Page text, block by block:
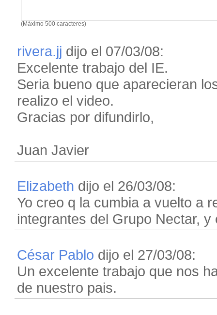
(Máximo 500 caracteres)
rivera.jj dijo el 07/03/08:
Excelente trabajo del IE.
Seria bueno que aparecieran
realizo el video.
Gracias por difundirlo,
Juan Javier
Elizabeth dijo el 26/03/08:
Yo creo q la cumbia a vuelto a
integrantes del Grupo Nectar,
César Pablo dijo el 27/03/08:
Un excelente trabajo que nos
de nuestro pais.